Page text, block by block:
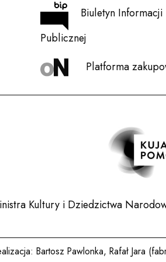
Biuletyn Informacji
Publicznej
Platforma
Kultury i Dziedzictwa
Bartosz Pawlonka, Rafał Jara